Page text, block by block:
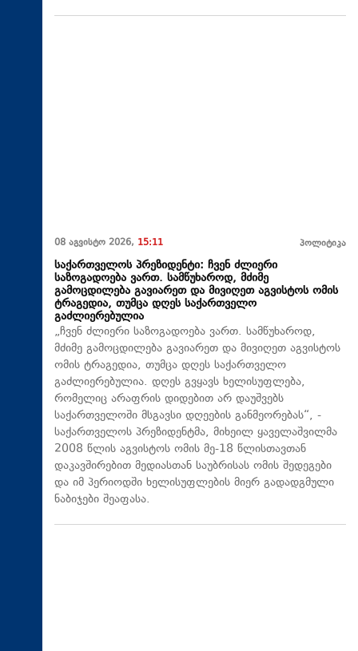
08 აგვისტო 2026, 15:11 პოლიტიკა
საქართველოს პრეზიდენტი: ჩვენ ძლიერი
საზოგადოება ვართ. სამწუხაროდ, მძიმე
გამოცდილება გავიარეთ და მივიღეთ აგვისტოს ომის
ტრაგედია, თუმცა დღეს საქართველო
გაძლიერებულია
„ჩვენ ძლიერი საზოგადოება ვართ. სამწუხაროდ,
მძიმე გამოცდილება გავიარეთ და მივიღეთ აგვისტოს
ომის ტრაგედია, თუმცა დღეს საქართველო
გაძლიერებულია. დღეს გვყავს ხელისუფლება,
რომელიც არაფრის დიდებით არ დაუშვებს
საქართველოში მსგავსი დღეების განმეორებას“, -
საქართველოს პრეზიდენტმა, მიხეილ ყაველაშვილმა
2008 წლის აგვისტოს ომის მე-18 წლისთავთან
დაკავშირებით მედიასთან საუბრისას ომის შედეგები
და იმ პერიოდში ხელისუფლების მიერ გადადგმული
ნაბიჯები შეაფასა.